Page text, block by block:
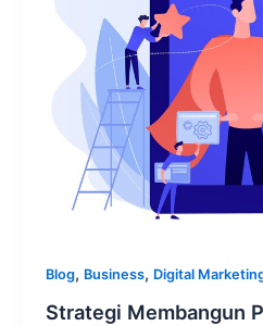
Blog, Business, Digital
Strategi Membangun